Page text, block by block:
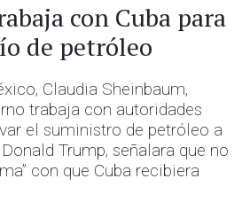
con Cuba para
de petróleo
Claudia Sheinbaum,
trabaja con autoridades
el suministro de petróleo a
Trump, señalara que no
con que Cuba recibiera